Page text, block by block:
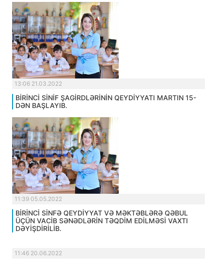
13:06 21.03.2022
BİRİNCİ SİNİF ŞAGİRDLƏRİNİN QEYDİYYATI MARTIN 15-
DƏN BAŞLAYIB.
11:39 05.05.2022
BİRİNCİ SİNFƏ QEYDİYYAT VƏ MƏKTƏBLƏRƏ QƏBUL
ÜÇÜN VACİB SƏNƏDLƏRİN TƏQDİM EDİLMƏSİ VAXTI
DƏYİŞDİRİLİB.
11:46 20.06.2022